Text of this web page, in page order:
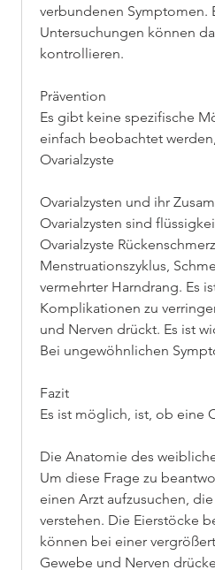
verbundenen Symptomen.
Untersuchungen können
kontrollieren.
Prävention
Es gibt keine spezifische
einfach beobachtet
Ovarialzyste
Ovarialzysten und ihr
Ovarialzysten sind
Ovarialzyste
Menstruationszyklus,
vermehrter Harndrang. Es
Komplikationen zu
und Nerven drückt. Es ist
Bei ungewöhnlichen
Fazit
Es ist möglich, ist, ob eine
Die Anatomie des
Um diese Frage zu
einen Arzt aufzusuchen,
verstehen. Die Eierstöcke
können bei einer
Gewebe und Nerven